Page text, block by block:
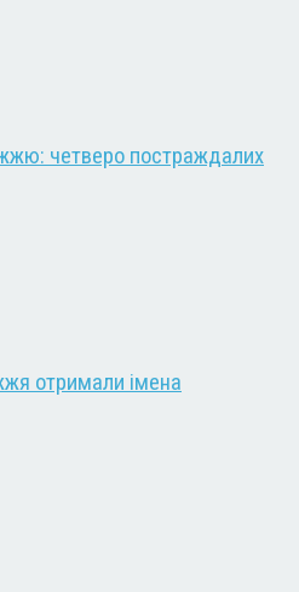
четверо постраждалих
отримали імена